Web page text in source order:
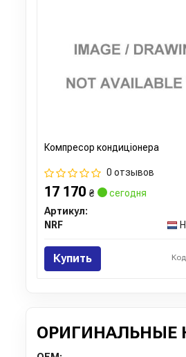
Компресор кондиціонера
0 отзывов
17 170 ₴
сегодня
Артикул:
NRF
Купить
ОРИГИНАЛЬНЫЕ